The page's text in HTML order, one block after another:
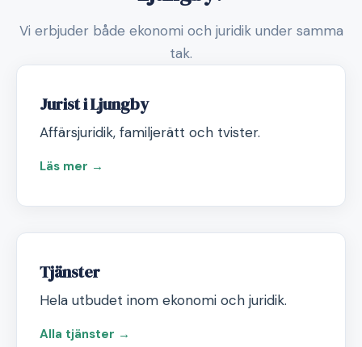
Vi erbjuder både ekonomi och juridik under samma
tak.
Jurist i Ljungby
Affärsjuridik, familjerätt och tvister.
Läs mer →
Tjänster
Hela utbudet inom ekonomi och juridik.
Alla tjänster →